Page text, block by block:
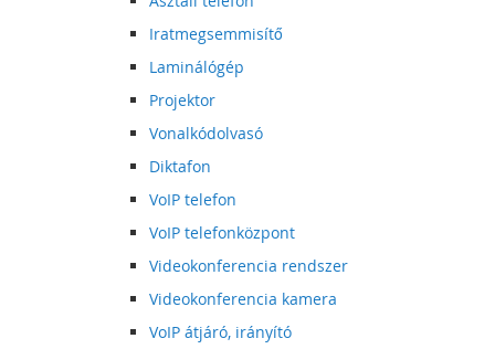
Iratmegsemmisítő
Laminálógép
Projektor
Vonalkódolvasó
Diktafon
VoIP telefon
VoIP telefonközpont
Videokonferencia rendszer
Videokonferencia kamera
VoIP átjáró, irányító